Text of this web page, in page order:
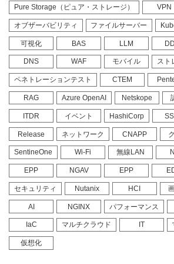
Pure Storage（ピュア・ストレージ） VPN
オブザーバビリティ ファイルサーバー
可視化 BAS LLM
DNS WAF モバイル スト
ペネトレーションテスト CTEM
RAG Azure OpenAI Netskope
ITDR イベント HashiCorp
Release ネットワーク CNAPP
SentineOne Wi-Fi 無線LAN
EPP NGAV EPP
セキュリティ Nutanix HCI
AI NGINX パフォーマンス
IaC マルチクラウド IT
仮想化